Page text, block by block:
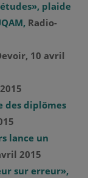
plaide
Radio-
10 avril
des diplômes
lance un
2015
sur erreur»,